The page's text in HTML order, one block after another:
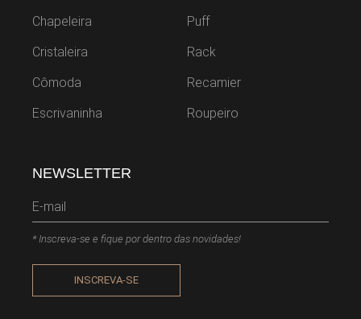
Chapeleira
Cristaleira
Cômoda
Escrivaninha
Puff
Rack
Recamier
Roupeiro
NEWSLETTER
* Inscreva-se e fique por dentro das novidades!
INSCREVA-SE